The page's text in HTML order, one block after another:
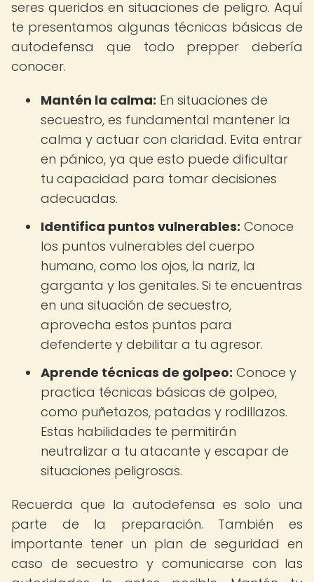
seres queridos en situaciones de peligro. Aquí
te presentamos algunas técnicas básicas de
autodefensa que todo prepper debería
conocer.
Mantén la calma: En situaciones de
secuestro, es fundamental mantener la
calma y actuar con claridad. Evita entrar
en pánico, ya que esto puede dificultar
tu capacidad para tomar decisiones
adecuadas.
Identifica puntos vulnerables: Conoce
los puntos vulnerables del cuerpo
humano, como los ojos, la nariz, la
garganta y los genitales. Si te encuentras
en una situación de secuestro,
aprovecha estos puntos para
defenderte y debilitar a tu agresor.
Aprende técnicas de golpeo: Conoce y
practica técnicas básicas de golpeo,
como puñetazos, patadas y rodillazos.
Estas habilidades te permitirán
neutralizar a tu atacante y escapar de
situaciones peligrosas.
Recuerda que la autodefensa es solo una
parte de la preparación. También es
importante tener un plan de seguridad en
caso de secuestro y comunicarse con las